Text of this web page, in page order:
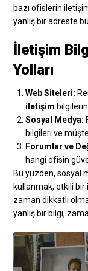
bazı ofislerin
yanlış bir adreste
İletişim
Yolları
Web Siteleri:
iletişim
Sosyal Medya:
bilgileri ve
Forumlar ve
hangi ofisin
Bu yüzden, sosyal
kullanmak, etkili bir
zaman dikkatli
yanlış bir bilgi,